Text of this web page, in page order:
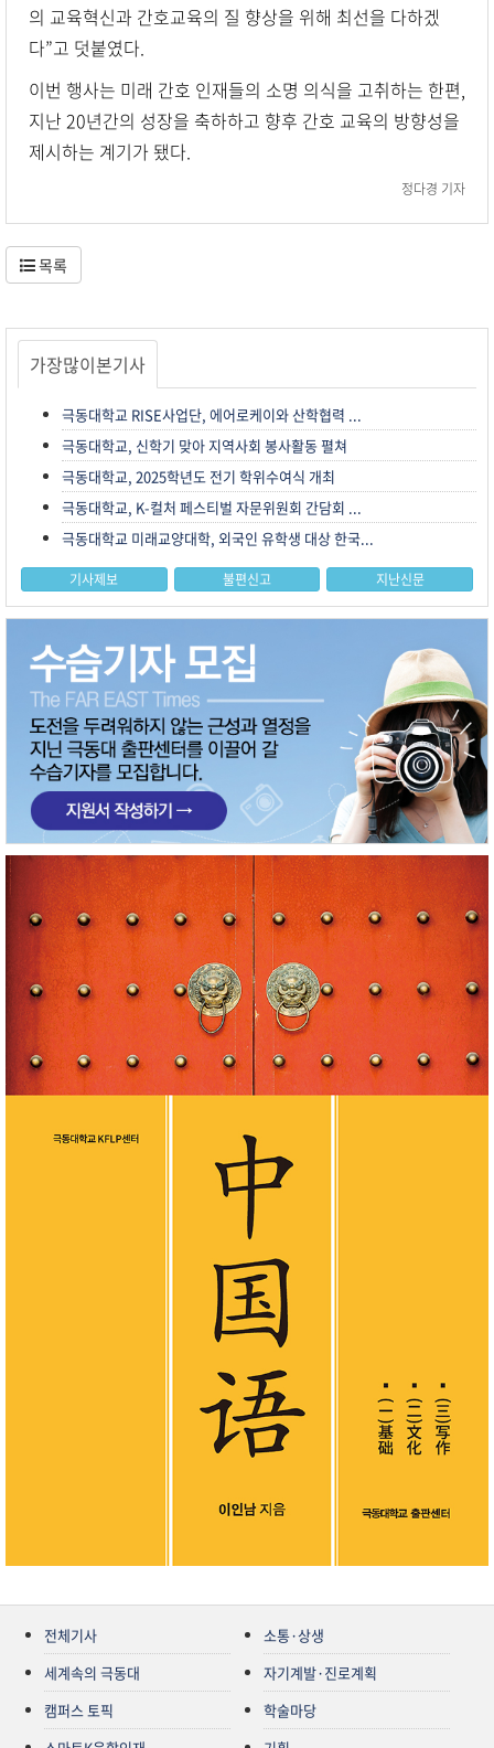
의 교육혁신과 간호교육의 질 향상을 위해 최선을 다하겠
다”고 덧붙였다.
이번 행사는 미래 간호 인재들의 소명 의식을 고취하는 한편,
지난 20년간의 성장을 축하하고 향후 간호 교육의 방향성을
제시하는 계기가 됐다.
정다경 기자
목록
가장많이본기사
극동대학교 RISE사업단, 에어로케이와 산학협력 ...
극동대학교, 신학기 맞아 지역사회 봉사활동 펼쳐
극동대학교, 2025학년도 전기 학위수여식 개최
극동대학교, K-컬처 페스티벌 자문위원회 간담회 ...
극동대학교 미래교양대학, 외국인 유학생 대상 한국...
기사제보 불편신고 지난신문
전체기사
세계속의 극동대
캠퍼스 토픽
소통·상생
자기계발·진로계획
학술마당